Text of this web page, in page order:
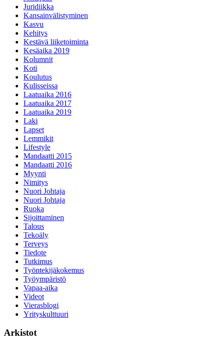
Juridiikka
Kansainvälistyminen
Kasvu
Kehitys
Kestävä liiketoiminta
Kesäaika 2019
Kolumnit
Koti
Koulutus
Kulisseissa
Laatuaika 2016
Laatuaika 2017
Laatuaika 2019
Laki
Lapset
Lemmikit
Lifestyle
Mandaatti 2015
Mandaatti 2016
Myynti
Nimitys
Nuori Johtaja
Nuori Johtaja
Ruoka
Sijoittaminen
Talous
Tekoäly
Terveys
Tiedote
Tutkimus
Työntekijäkokemus
Työympäristö
Vapaa-aika
Videot
Vierasblogi
Yrityskulttuuri
Arkistot